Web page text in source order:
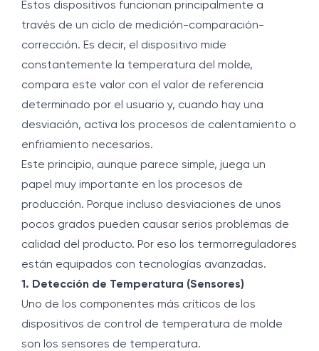
Estos dispositivos funcionan principalmente a
través de un ciclo de medición-comparación-
corrección. Es decir, el dispositivo mide
constantemente la temperatura del molde,
compara este valor con el valor de referencia
determinado por el usuario y, cuando hay una
desviación, activa los procesos de calentamiento o
enfriamiento necesarios.
Este principio, aunque parece simple, juega un
papel muy importante en los procesos de
producción. Porque incluso desviaciones de unos
pocos grados pueden causar serios problemas de
calidad del producto. Por eso los termorreguladores
están equipados con tecnologías avanzadas.
1. Detección de Temperatura (Sensores)
Uno de los componentes más críticos de los
dispositivos de control de temperatura de molde
son los sensores de temperatura.